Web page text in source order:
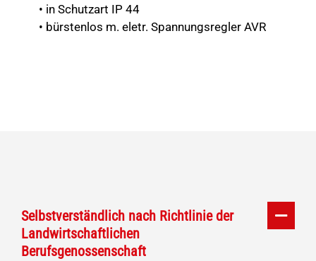
• in Schutzart IP 44
• bürstenlos m. eletr. Spannungsregler AVR
Selbstverständlich nach Richtlinie der
Landwirtschaftlichen
Berufsgenossenschaft